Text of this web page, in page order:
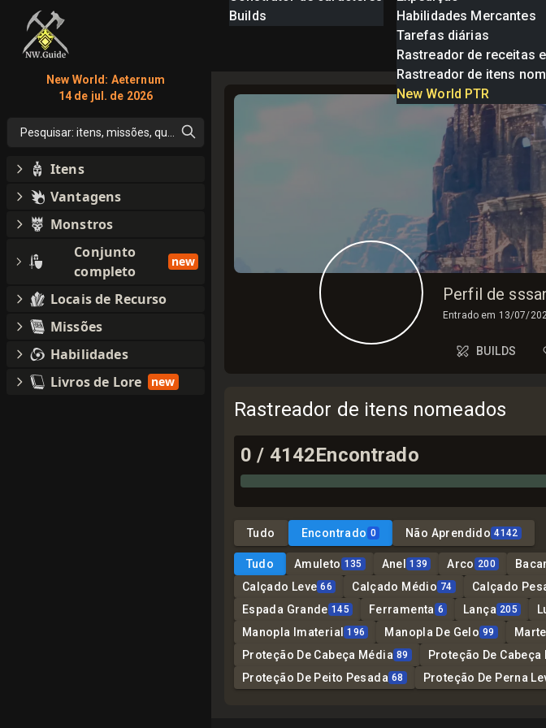
Builds
Habilidades Mercantes
Tarefas diárias
Rastreador de receitas
Rastreador de itens
New World PTR
Perfil de
Entrado em 13/07/
BUILDS
Rastreador de itens nomeados
0 / 4142Encontrado
Tudo Encontrado 0 Não Aprendido 4142
Tudo Amuleto 135 Anel 139 Arco 200
Calçado Leve 66 Calçado Médio 74 Calçado
Espada Grande 145 Ferramenta 6 Lança 205
Manopla Imaterial 196 Manopla De Gelo 99
Proteção De Cabeça Média 89 Proteção De Cabeça
Proteção De Peito Pesada 68 Proteção De Perna
New World: Aeternum
14 de jul. de 2026
Pesquisar: itens, missões, qualquer coisa
Itens
Vantagens
Monstros
Conjunto
completo
new
Locais de Recurso
Missões
Habilidades
Livros de Lore
new